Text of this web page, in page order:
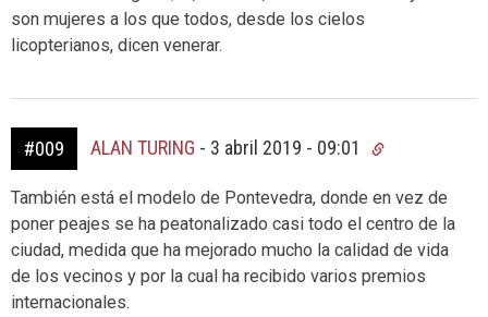
son mujeres a los que todos, desde los cielos
licopterianos, dicen venerar.
#009 ALAN TURING - 3 abril 2019 - 09:01
También está el modelo de Pontevedra, donde en vez de
poner peajes se ha peatonalizado casi todo el centro de la
ciudad, medida que ha mejorado mucho la calidad de vida
de los vecinos y por la cual ha recibido varios premios
internacionales.